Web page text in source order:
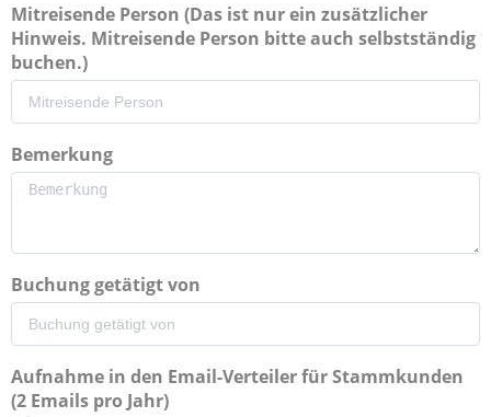
Mitreisende Person (Das ist nur ein zusätzlicher
Hinweis. Mitreisende Person bitte auch selbstständig
buchen.)
Bemerkung
Buchung getätigt von
Aufnahme in den Email-Verteiler für Stammkunden
(2 Emails pro Jahr)